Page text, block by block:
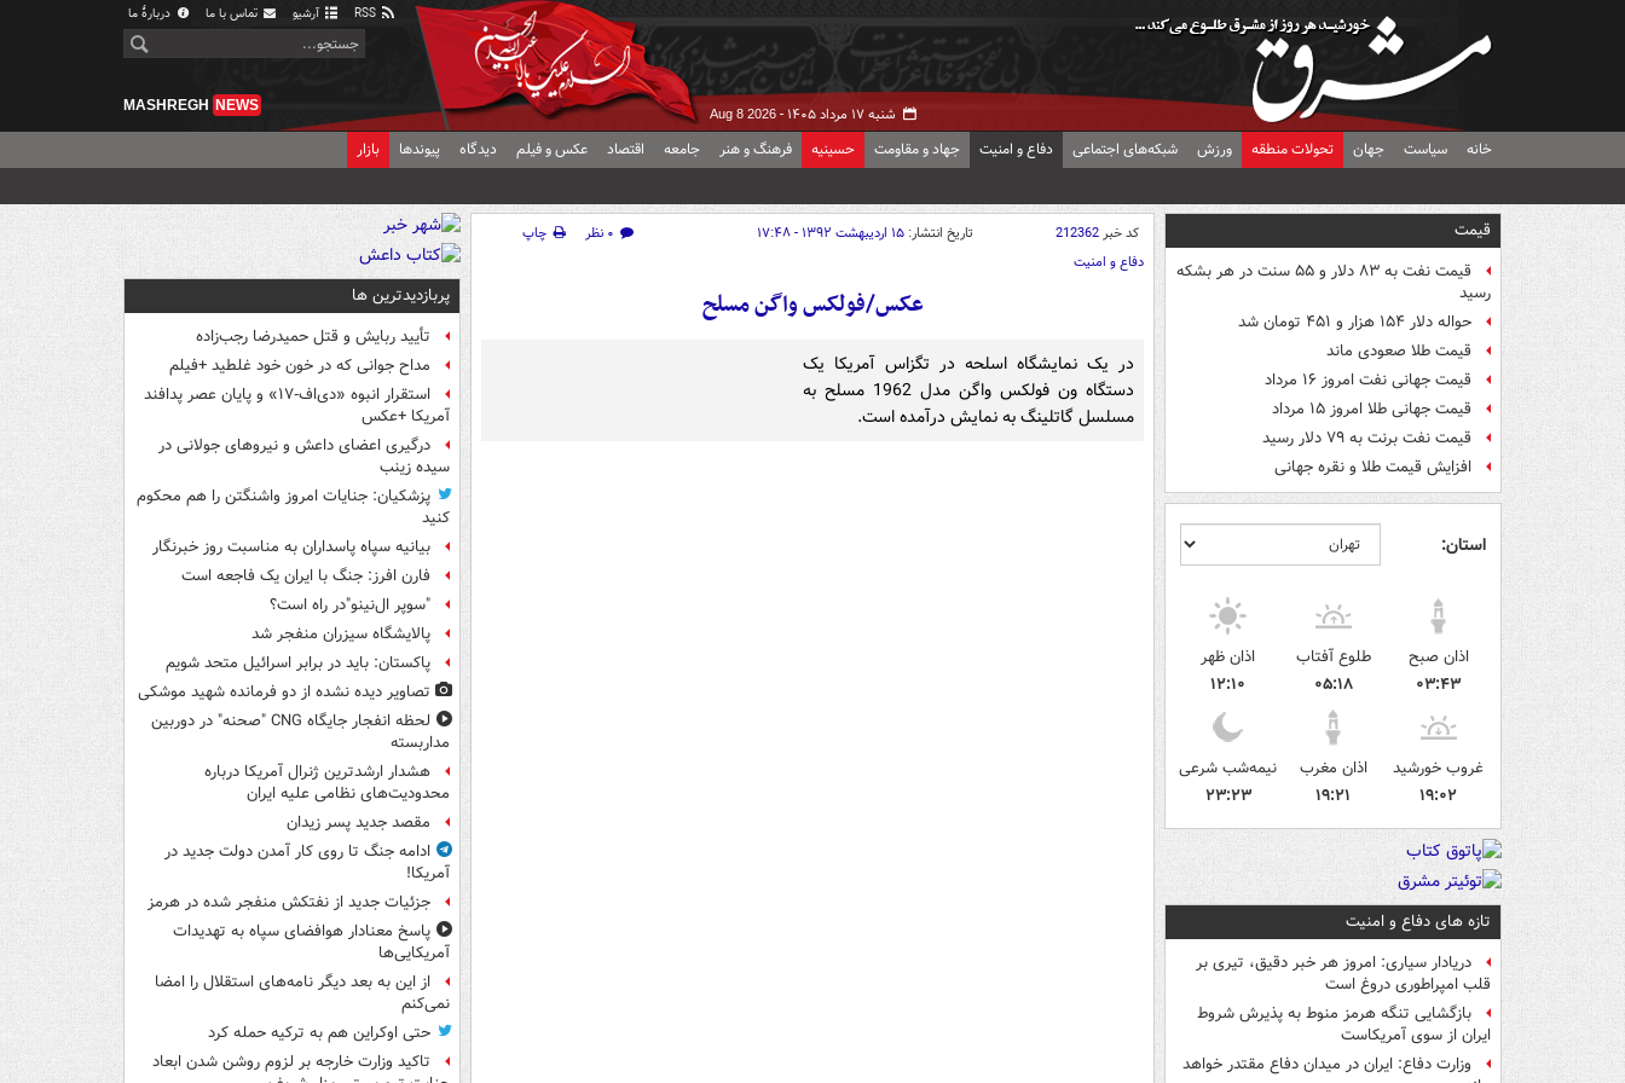
آرشیو تماس با ما دربارهٔ ما
شنبه ۱۷ مرداد ۱۴۰۵ - Aug 8 2026
MASHREGH NEWS
خانه سیاست جهان تحولات منطقه ورزش شبکه‌های اجتماعی دفاع و امنیت جهاد و مقاومت حسینیه فرهنگ و هنر جامعه اقتصاد عکس و فیلم دیدگاه پیوندها بازار
قیمت
قیمت نفت به ۸۳ دلار و ۵۵ سنت در هر بشکه
رسید
حواله دلار ۱۵۴ هزار و ۴۵۱ تومان شد
قیمت طلا صعودی ماند
قیمت جهانی نفت امروز ۱۶ مرداد
قیمت جهانی طلا امروز ۱۵ مرداد
قیمت نفت برنت به ۷۹ دلار رسید
افزایش قیمت طلا و نقره جهانی
استان:
اذان صبح
۰۳:۴۳
طلوع آفتاب
۰۵:۱۸
اذان ظهر
۱۲:۱۰
غروب خورشید
۱۹:۰۲
اذان مغرب
۱۹:۲۱
نیمه‌شب شرعی
۲۳:۲۳
تازه های دفاع و امنیت
دریادار سیاری: امروز هر خبر دقیق، تیری بر
قلب امپراطوری دروغ است
بازگشایی تنگه هرمز منوط به پذیرش شروط
ایران از سوی آمریکاست
وزارت دفاع: ایران در میدان دفاع مقتدر خواهد
کد خبر212362 تاریخ انتشار: ۱۵ اردیبهشت ۱۳۹۲ - ۱۷:۴۸ ۰ نظر
چاپ
دفاع و امنیت
عکس/فولکس واگن مسلح
در یک نمایشگاه اسلحه در تگزاس آمریکا یک
دستگاه ون فولکس واگن مدل 1962 مسلح به
مسلسل گاتلینگ به نمایش درآمده است.
پربازدیدترین ها
تأیید ربایش و قتل حمیدرضا رجب‌زاده
مداح جوانی که در خون خود غلطید +فیلم
استقرار انبوه «دی‌اف‑۱۷» و پایان عصر پدافند
آمریکا +عکس
درگیری اعضای داعش و نیروهای جولانی در
سیده زینب
پزشکیان: جنایات امروز واشنگتن را هم محکوم
کنید
بیانیه سپاه پاسداران به مناسبت روز خبرنگار
فارن افرز: جنگ با ایران یک فاجعه است
"سوپر ال‌نینو"در راه است؟
پالایشگاه سیزران منفجر شد
پاکستان: باید در برابر اسرائیل متحد شویم
تصاویر دیده‌ نشده از دو فرمانده شهید موشکی
لحظه انفجار جایگاه CNG "صحنه" در دوربین
مداربسته
هشدار ارشدترین ژنرال آمریکا درباره
محدودیت‌های نظامی علیه ایران
مقصد جدید پسر زیدان
ادامه جنگ تا روی کار آمدن دولت جدید در
آمریکا!
جزئیات جدید از نفتکش منفجر شده در هرمز
پاسخ معنادار هوافضای سپاه به تهدیدات
آمریکایی‌ها
از این به بعد دیگر نامه‌های استقلال را امضا
نمی‌کنم
حتی اوکراین هم به ترکیه حمله کرد
تاکید وزارت خارجه بر لزوم روشن شدن ابعاد